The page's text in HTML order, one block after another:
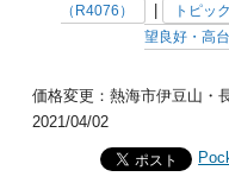
（R4076）
トピッ
望良好・高
価格変更：熱海市伊豆山・
2021/04/02